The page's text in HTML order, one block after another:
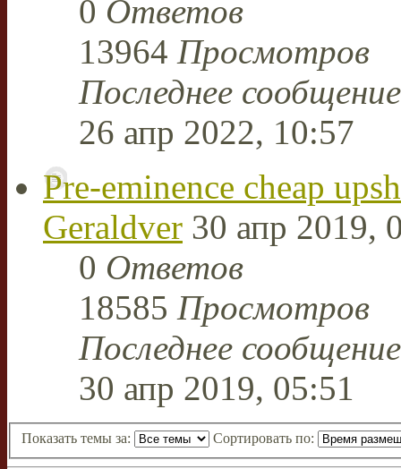
0 Ответов
13964 Просмотров
Последнее
26 апр 2022, 10:57
Pre-eminence cheap
Geraldver 30 апр 2019,
0 Ответов
18585 Просмотров
Последнее
30 апр 2019, 05:51
Показать темы за: Сортировать по: